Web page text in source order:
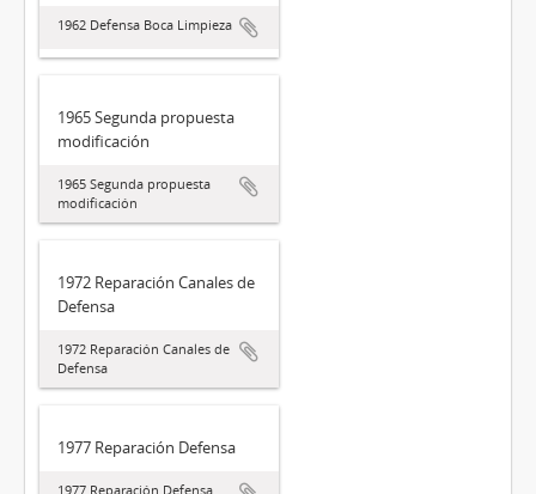
1962 Defensa Boca Limpieza
1965 Segunda propuesta
modificación
1965 Segunda propuesta
modificación
1972 Reparación Canales de
Defensa
1972 Reparación Canales de
Defensa
1977 Reparación Defensa
1977 Reparación Defensa